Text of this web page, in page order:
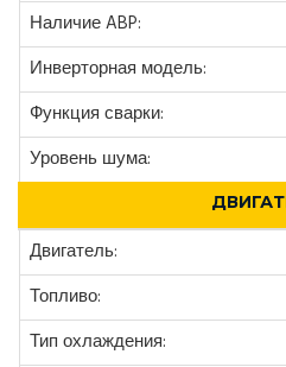
Наличие ABP:
Инверторная модель:
Функция сварки:
Уровень шума:
Двигатель:
Топливо:
Тип охлаждения: